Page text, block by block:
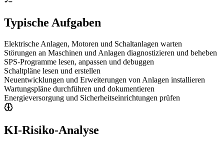
Typische Aufgaben
Elektrische Anlagen, Motoren und Schaltanlagen warten
Störungen an Maschinen und Anlagen diagnostizieren und beheben
SPS-Programme lesen, anpassen und debuggen
Schaltpläne lesen und erstellen
Neuentwicklungen und Erweiterungen von Anlagen installieren
Wartungspläne durchführen und dokumentieren
Energieversorgung und Sicherheitseinrichtungen prüfen
KI-Risiko-Analyse